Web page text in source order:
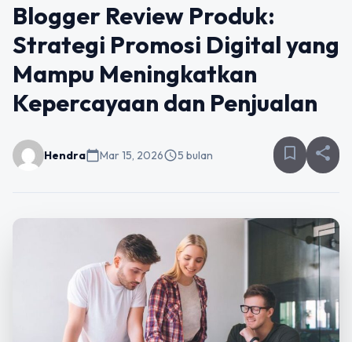
Blogger Review Produk:
Strategi Promosi Digital yang
Mampu Meningkatkan
Kepercayaan dan Penjualan
Hendracalendar_todayMar 15, 2026schedule5 bulan bookmark_border share